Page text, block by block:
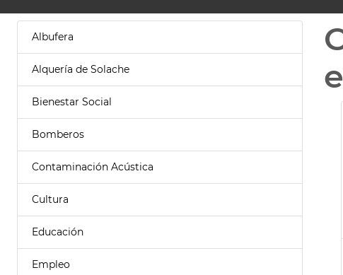
Albufera
Alquería de Solache
Bienestar Social
Bomberos
Contaminación Acústica
Cultura
Educación
Empleo